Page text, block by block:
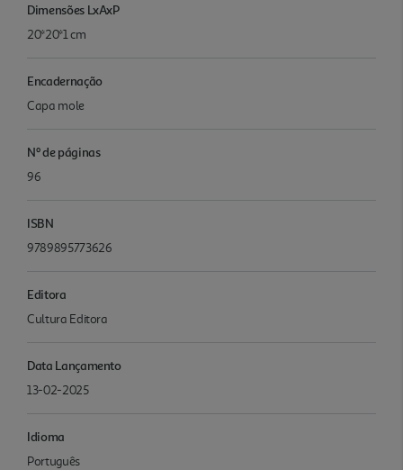
Dimensões LxAxP
20*20*1 cm
Encadernação
Capa mole
Nº de páginas
96
ISBN
9789895773626
Editora
Cultura Editora
Data Lançamento
13-02-2025
Idioma
Português